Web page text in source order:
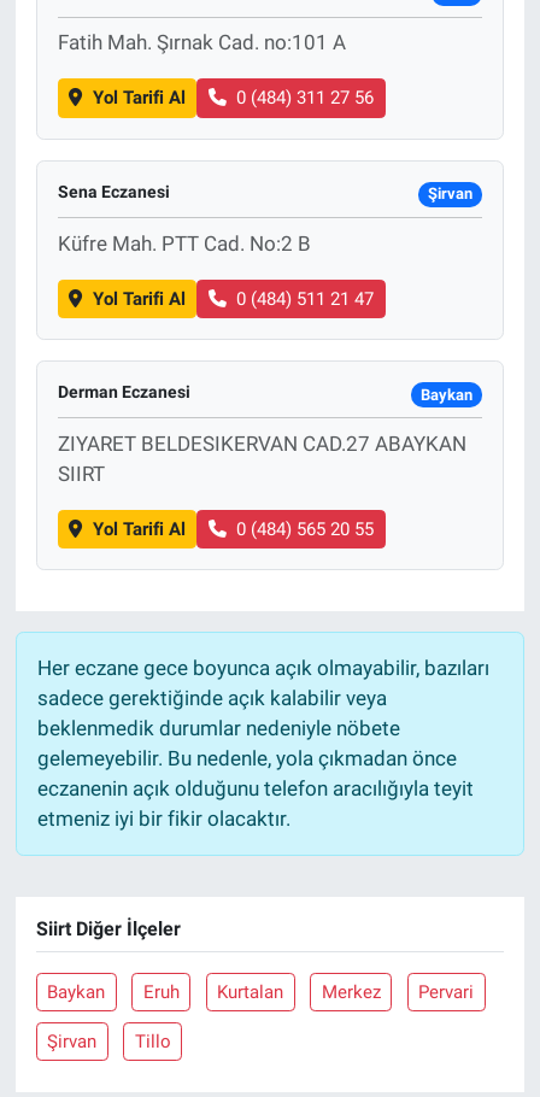
Fatih Mah. Şırnak Cad. no:101 A
Yol Tarifi Al 0 (484) 311 27 56
Sena Eczanesi Şirvan
Küfre Mah. PTT Cad. No:2 B
Yol Tarifi Al 0 (484) 511 21 47
Derman Eczanesi Baykan
ZIYARET BELDESIKERVAN CAD.27 ABAYKAN
SIIRT
Yol Tarifi Al 0 (484) 565 20 55
Her eczane gece boyunca açık olmayabilir, bazıları
sadece gerektiğinde açık kalabilir veya
beklenmedik durumlar nedeniyle nöbete
gelemeyebilir. Bu nedenle, yola çıkmadan önce
eczanenin açık olduğunu telefon aracılığıyla teyit
etmeniz iyi bir fikir olacaktır.
Siirt Diğer İlçeler
Baykan Eruh Kurtalan Merkez Pervari
Şirvan Tillo